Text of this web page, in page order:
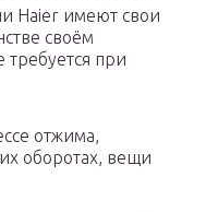
Haier имеют свои
своём
при
отжима,
оборотах, вещи